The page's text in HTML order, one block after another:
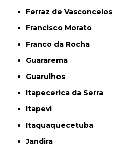
Ferraz de Vasconcelos
Francisco Morato
Franco da Rocha
Guararema
Guarulhos
Itapecerica da Serra
Itapevi
Itaquaquecetuba
Jandira